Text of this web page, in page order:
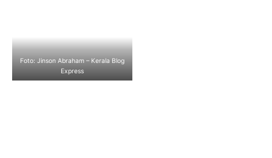
Foto: Jinson Abraham – Kerala Blog
Express